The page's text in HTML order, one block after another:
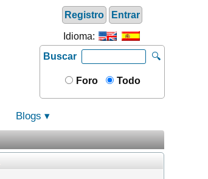
Registro Entrar
Idioma:
Buscar
🔍
Foro Todo
Blogs